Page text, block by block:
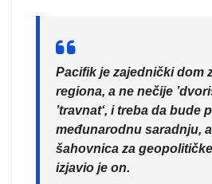
Pacifik je zajednički dom
regiona, a ne nečije
’travnat‘, i treba da bude
međunarodnu saradnju,
šahovnica za
izjavio je on.